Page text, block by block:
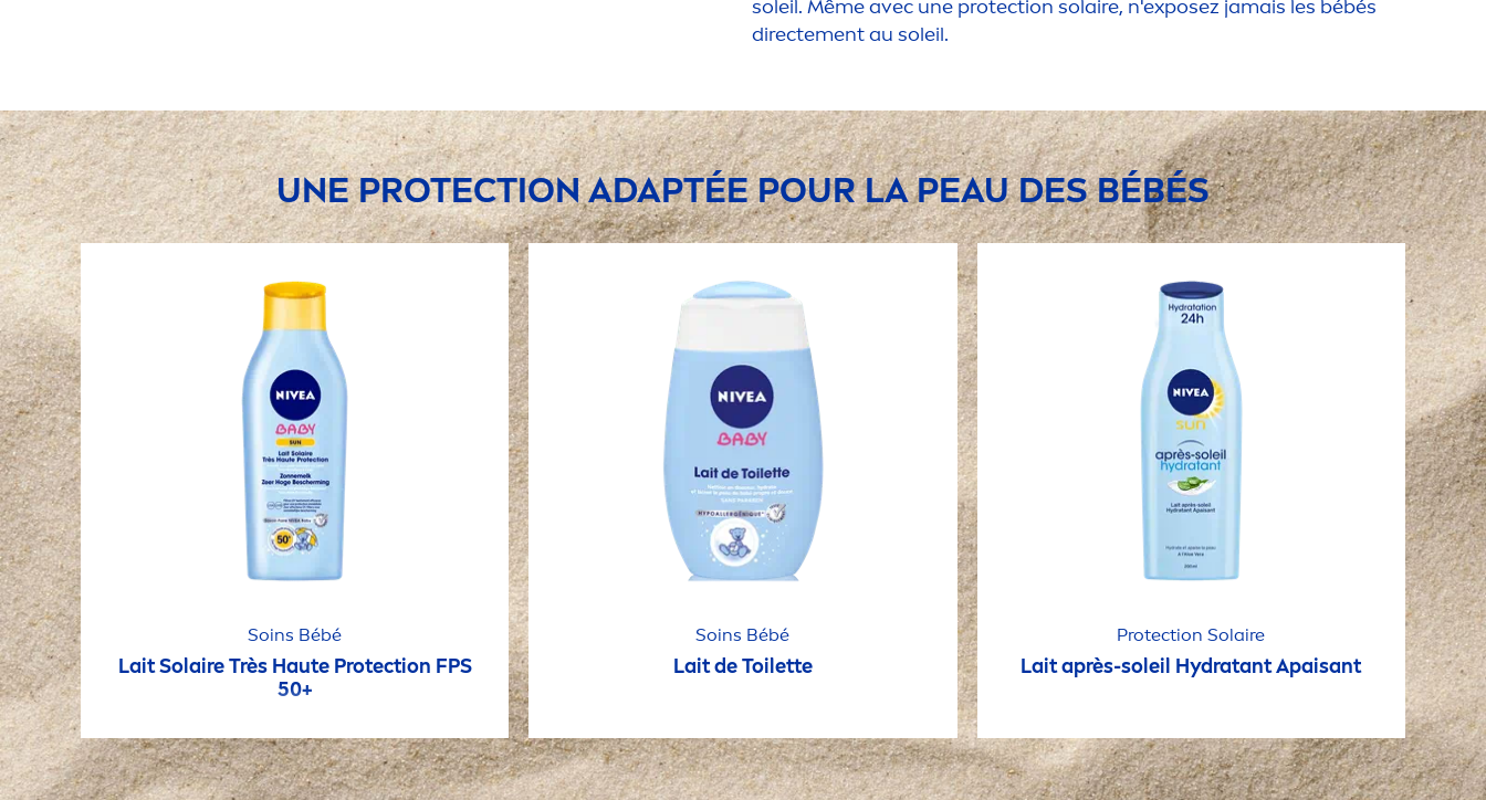
soleil. Même avec une protection solaire, n'exposez jamais les bébés
directement au soleil.
UNEPROTECTION ADAPTÉE POUR LA PEAU DES BÉBÉS
Soins Bébé
Lait Solaire Très Haute Protection FPS
50+
Soins Bébé
Lait de Toilette
Protection Solaire
Lait après-soleil Hydratant Apaisant